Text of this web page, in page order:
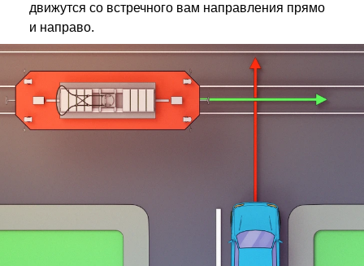
движутся со встречного вам направления прямо
и направо.